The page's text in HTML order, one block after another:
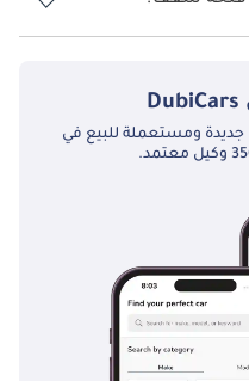
DubiCars
من 30،000 سيارة جديدة ومستعملة للبيع في